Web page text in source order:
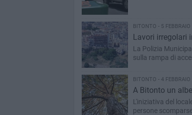
BITONTO - 5 FEBBRAIO
Lavori irregolari
La Polizia
sulla rampa di
BITONTO - 4 FEBBRAIO
A Bitonto un
L'iniziativa del
persone